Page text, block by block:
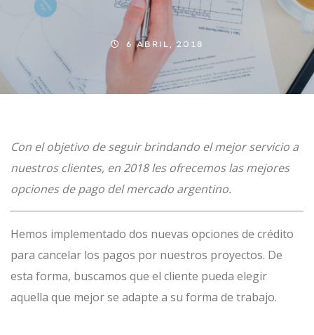
6 ABRIL, 2018
Con el objetivo de seguir brindando el mejor servicio a
nuestros clientes, en 2018 les ofrecemos las mejores
opciones de pago del mercado argentino.
Hemos implementado dos nuevas opciones de crédito
para cancelar los pagos por nuestros proyectos. De
esta forma, buscamos que el cliente pueda elegir
aquella que mejor se adapte a su forma de trabajo.